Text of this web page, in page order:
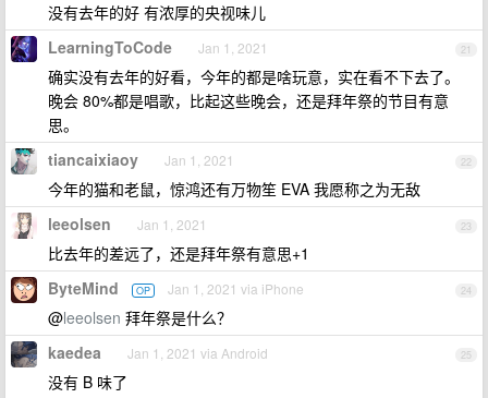
没有去年的好 有浓厚的央视味儿
21
LearningToCode Jan 1, 2021
确实没有去年的好看，今年的都是啥玩意，实在看不下去了。
晚会 80%都是唱歌，比起这些晚会，还是拜年祭的节目有意
思。
22
tiancaixiaoy Jan 1, 2021
今年的猫和老鼠，惊鸿还有万物笙 EVA 我愿称之为无敌
23
leeolsen Jan 1, 2021
比去年的差远了，还是拜年祭有意思+1
24
ByteMind OP Jan 1, 2021 via iPhone
@leeolsen 拜年祭是什么？
25
kaedea Jan 1, 2021 via Android
没有 B 味了